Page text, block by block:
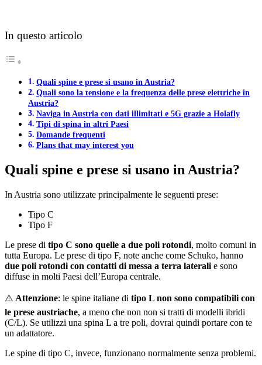
In questo articolo
Quali spine e prese si usano in Austria?
Quali sono la tensione e la frequenza delle prese elettriche in
Austria?
Naviga in Austria con dati illimitati e 5G grazie a Holafly
Tipi di spina in altri Paesi
Domande frequenti
Plans that may interest you
Quali spine e prese si usano in Austria?
In Austria sono utilizzate principalmente le seguenti prese:
Tipo C
Tipo F
Le prese di tipo C sono quelle a due poli rotondi, molto comuni in
tutta Europa. Le prese di tipo F, note anche come Schuko, hanno
due poli rotondi con contatti di messa a terra laterali e sono
diffuse in molti Paesi dell’Europa centrale.
⚠️ Attenzione: le spine italiane di tipo L non sono compatibili con
le prese austriache, a meno che non non si tratti di modelli ibridi
(C/L). Se utilizzi una spina L a tre poli, dovrai quindi portare con te
un adattatore.
Le spine di tipo C, invece, funzionano normalmente senza problemi.